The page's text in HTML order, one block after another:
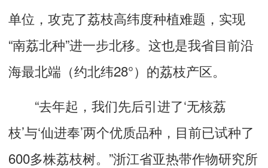
单位，攻克了荔枝高纬度种植难题，实现
“南荔北种”进一步北移。这也是我省目前沿
海最北端（约北纬28°）的荔枝产区。
“去年起，我们先后引进了‘无核荔
枝’与‘仙进奉’两个优质品种，目前已试种了
600多株荔枝树。”浙江省亚热带作物研究所